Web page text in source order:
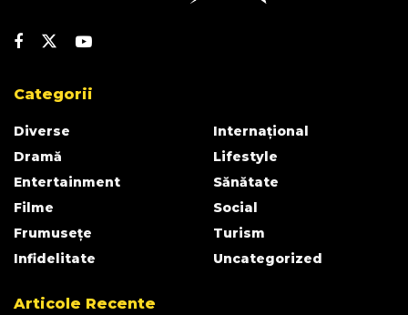
Categorii
Diverse
Dramă
Entertainment
Filme
Frumusețe
Infidelitate
Internațional
Lifestyle
Sănătate
Social
Turism
Uncategorized
Articole Recente